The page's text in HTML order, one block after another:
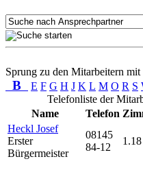
Sprung zu den Mitarbeitern
B E F G H J K L M O R S
Telefonliste der
Name
Telefon
Heckl Josef
Erster
Bürgermeister
08145
84-12
1.18